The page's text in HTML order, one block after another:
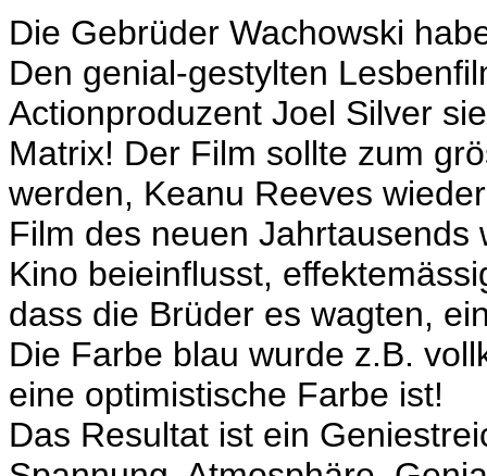
Die Gebrüder Wachowski
Den genial-gestylten
Actionproduzent Joel Silver
Matrix! Der Film sollte zum
werden, Keanu Reeves
Film des neuen
Kino beieinflusst,
dass die Brüder es wagten,
Die Farbe blau wurde z.B.
eine optimistische Farbe ist!
Das Resultat ist ein